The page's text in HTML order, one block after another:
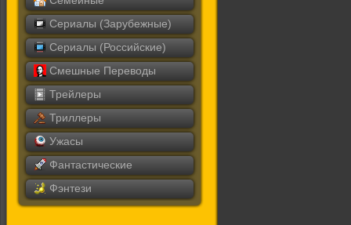
Сериалы (Зарубежные)
Сериалы (Российские)
Смешные Переводы
Трейлеры
Триллеры
Ужасы
Фантастические
Фэнтези